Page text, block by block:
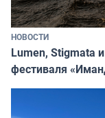
НОВОСТИ
Lumen, Stigmata
фестиваля